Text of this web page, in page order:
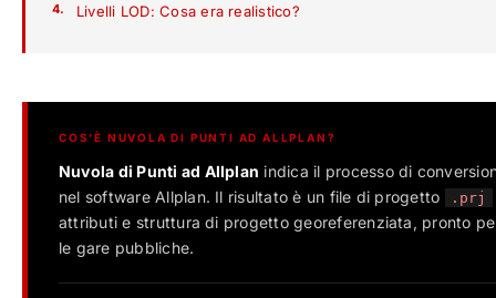
4. Livelli LOD: Cosa era realistico?
COS’È NUVOLA DI PUNTI AD ALLPLAN?
Nuvola di Punti ad Allplan indica il processo di
nel software Allplan. Il risultato è un file di progetto
.prj
attributi e struttura di progetto georeferenziata, pronto
le gare pubbliche.